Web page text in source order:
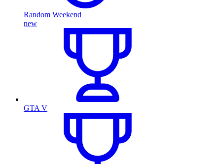
Random Weekend
new
GTA V